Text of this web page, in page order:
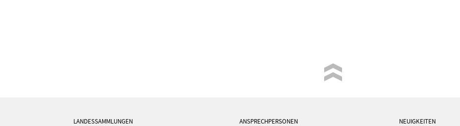
LANDESSAMMLUNGEN
ANSPRECHPERSONEN
NEUIGKEITEN